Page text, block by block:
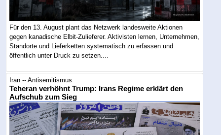
Für den 13. August plant das Netzwerk landesweite Aktionen
gegen kanadische Elbit-Zulieferer. Aktivisten lernen, Unternehmen,
Standorte und Lieferketten systematisch zu erfassen und
öffentlich unter Druck zu setzen....
Iran -- Antisemitismus
Teheran verhöhnt Trump: Irans Regime erklärt den
Aufschub zum Sieg